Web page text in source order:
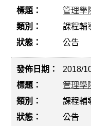
管理學
課程輔
公告
2018/
管理學
課程輔
公告